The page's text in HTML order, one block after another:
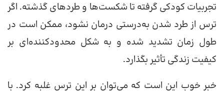
تجربیات کودکی گرفته تا شکست‌ها و طردهای گذشته. اگر
ترس از طرد شدن به‌درستی درمان نشود، ممکن است در
طول زمان تشدید شده و به شکل محدودکننده‌ای بر
کیفیت زندگی تأثیر بگذارد.
خبر خوب این است که می‌توان بر این ترس غلبه کرد. با